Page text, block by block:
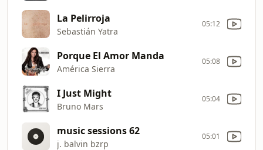
La Pelirroja
Sebastián Yatra
05:12
Porque El Amor Manda
América Sierra
05:08
I Just Might
Bruno Mars
05:04
music sessions 62
j. balvin bzrp
05:01